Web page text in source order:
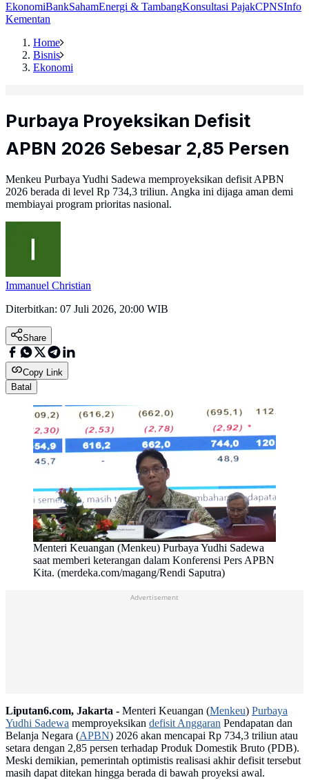
EkonomiBankSahamEnergi & TambangKonsultasi PajakCPNSInfo
Kementan
Home
Bisnis
Ekonomi
Purbaya Proyeksikan Defisit
APBN 2026 Sebesar 2,85 Persen
Menkeu Purbaya Yudhi Sadewa memproyeksikan defisit APBN
2026 berada di level Rp 734,3 triliun. Angka ini dijaga aman demi
membiayai program prioritas nasional.
Immanuel Christian
Diterbitkan: 07 Juli 2026, 20:00 WIB
Share
Copy Link
Batal
Menteri Keuangan (Menkeu) Purbaya Yudhi Sadewa
saat memberi keterangan dalam Konferensi Pers APBN
Kita. (merdeka.com/magang/Rendi Saputra)
Advertisement
Liputan6.com, Jakarta - Menteri Keuangan (Menkeu) Purbaya
Yudhi Sadewa memproyeksikan defisit Anggaran Pendapatan dan
Belanja Negara (APBN) 2026 akan mencapai Rp 734,3 triliun atau
setara dengan 2,85 persen terhadap Produk Domestik Bruto (PDB).
Meski demikian, pemerintah optimistis realisasi akhir defisit tersebut
masih dapat ditekan hingga berada di bawah proyeksi awal.